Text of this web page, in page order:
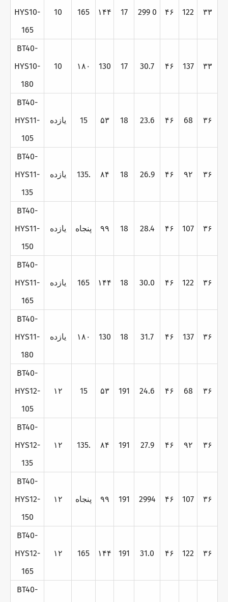
HYS10-
165
10 165 ۱۴۴ 17 299 0 ۴۶ 122 ۳۳
BT40-
HYS10-
180
10 ۱۸۰ 130 17 30.7 ۴۶ 137 ۳۳
BT40-
HYS11-
105
يازده 15 ۵۳ 18 23.6 ۴۶ 68 ۳۶
BT40-
HYS11-
135
يازده 135. ۸۴ 18 26.9 ۴۶ ۹۲ ۳۶
BT40-
HYS11-
150
يازده پنجاه ۹۹ 18 28.4 ۴۶ 107 ۳۶
BT40-
HYS11-
165
يازده 165 ۱۴۴ 18 30.0 ۴۶ 122 ۳۶
BT40-
HYS11-
180
يازده ۱۸۰ 130 18 31.7 ۴۶ 137 ۳۶
BT40-
HYS12-
105
۱۲ 15 ۵۳ 191 24.6 ۴۶ 68 ۳۶
BT40-
HYS12-
135
۱۲ 135. ۸۴ 191 27.9 ۴۶ ۹۲ ۳۶
BT40-
HYS12-
150
۱۲ پنجاه ۹۹ 191 2994 ۴۶ 107 ۳۶
BT40-
HYS12-
165
۱۲ 165 ۱۴۴ 191 31.0 ۴۶ 122 ۳۶
BT40-